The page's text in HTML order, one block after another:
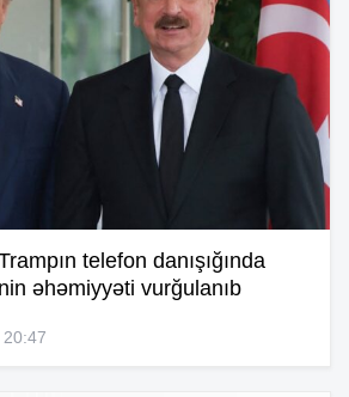
telefon danışığında
əhəmiyyəti vurğulanıb